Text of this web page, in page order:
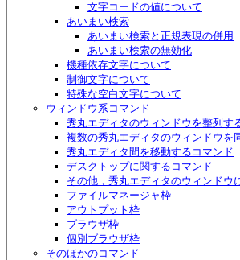
文字コードの値について
あいまい検索
あいまい検索と正規表現の併用
あいまい検索の無効化
機種依存文字について
制御文字について
特殊な空白文字について
ウィンドウ系コマンド
秀丸エディタのウィンドウを整列す
複数の秀丸エディタのウィンドウを
秀丸エディタ間を移動するコマンド
デスクトップに関するコマンド
その他，秀丸エディタのウィンドウ
ファイルマネージャ枠
アウトプット枠
ブラウザ枠
個別ブラウザ枠
そのほかのコマンド